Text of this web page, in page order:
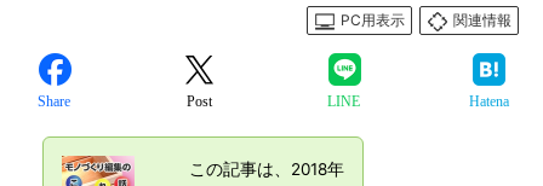
PC用表示
関連情報
Share Post LINE Hatena
この記事は、2018年